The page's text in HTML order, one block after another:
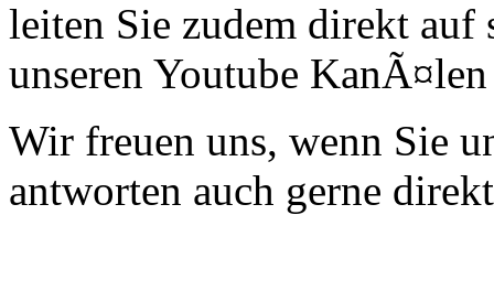
leiten Sie zudem direkt auf
unseren Youtube
Wir freuen uns, wenn Sie
antworten auch gerne